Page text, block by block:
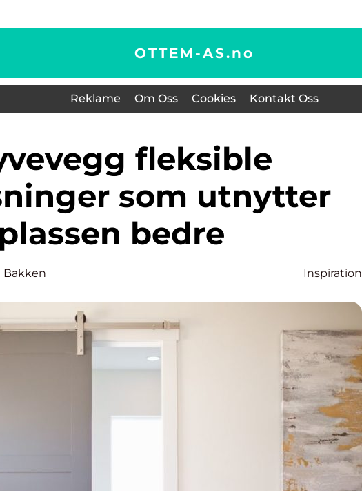
OTTEM-AS.no
Reklame Om Oss Cookies Kontakt Oss
som utnytter
plassen bedre
Bakken Inspiration